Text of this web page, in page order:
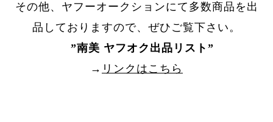
その他、ヤフーオークションにて多数商品を出
品しておりますので、ぜひご覧下さい。
”南美 ヤフオク出品リスト ”
→ リンクはこちら